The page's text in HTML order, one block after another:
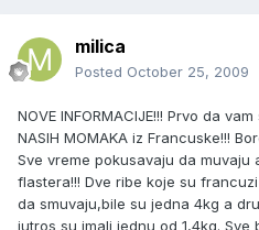
milica
Posted October 25, 2009
NOVE INFORMACIJE!!! Prvo da
NASIH MOMAKA iz Francuske!!!
Sve vreme pokusavaju da muvaju
flastera!!! Dve ribe koje su
da smuvaju,bile su jedna 4kg a
jutros su imali jednu od 1,4kg.